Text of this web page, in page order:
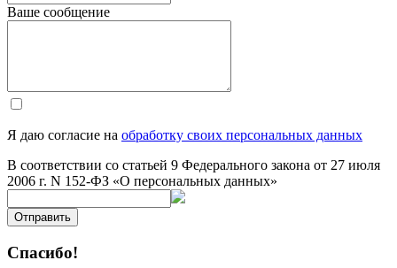
Ваше сообщение
Я даю согласие на обработку своих персональных данных
В соответствии со статьей 9 Федерального закона от 27 июля
2006 г. N 152-ФЗ «О персональных данных»
Отправить
Спасибо!